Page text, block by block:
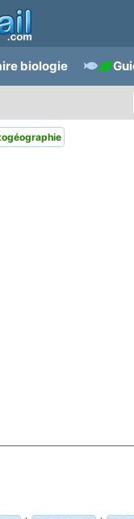
biologie